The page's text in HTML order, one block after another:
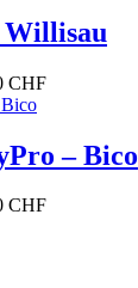
Willisau
CHF
– Bico
CHF